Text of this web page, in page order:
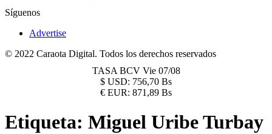
Síguenos
Advertise
© 2022 Caraota Digital. Todos los derechos reservados
TASA BCV Vie 07/08
$ USD: 756,70 Bs
€ EUR: 871,89 Bs
Etiqueta: Miguel Uribe Turbay